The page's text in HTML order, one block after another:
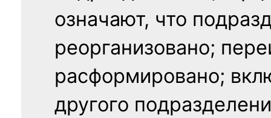
означают, что
реорганизовано;
расформировано;
другого